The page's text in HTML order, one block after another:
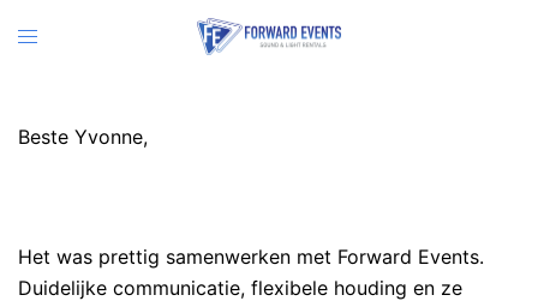
naarToggle
Beste Yvonne,
Het was prettig samenwerken met Forward Events.
Duidelijke communicatie, flexibele houding en ze